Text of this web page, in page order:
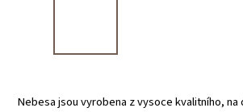
Nebesa jsou vyrobena z vysoce kvalitního,